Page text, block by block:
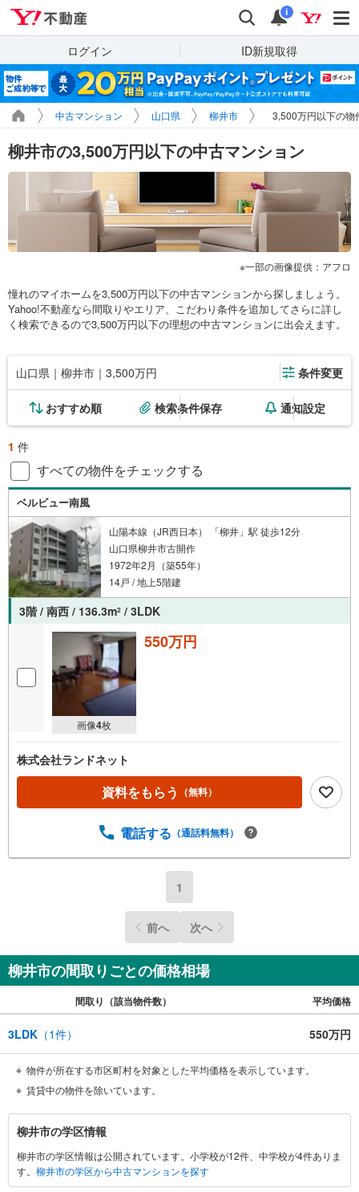
検索 通知
i
ログイン ID新規取得
中古マンション 山口県 柳井市 3,500万円以下の物
柳井市の3,500万円以下の中古マンション
一部の画像提供：アフロ
憧れのマイホームを3,500万円以下の中古マンションから探しましょう。
Yahoo!不動産なら間取りやエリア、こだわり条件を追加してさらに詳し
く検索できるので3,500万円以下の理想の中古マンションに出会えます。
山口県｜柳井市｜3,500万円 条件変更
おすすめ順 検索条件保存 通知設定
1 件
すべての物件をチェックする
ベルビュー南風
山陽本線（JR西日本） 「柳井」駅 徒歩12分
山口県柳井市古開作
1972年2月（築55年）
14戸 / 地上5階建
3階 / 南西 / 136.3m2 / 3LDK
画像4枚
550万円
株式会社ランドネット
資料をもらう （無料）
電話する （通話料無料）
1
前へ 次へ
柳井市の間取りごとの価格相場
間取り（該当物件数） 平均価格
3LDK （1件） 550万円
物件が所在する市区町村を対象とした平均価格を表示しています。
賃貸中の物件を除いています。
柳
井
市
に
柳井市の学区情報
柳井市の学区情報は公開されています。小学校が12件、中学校が4件ありま
す。 柳井市の学区から中古マンションを探す